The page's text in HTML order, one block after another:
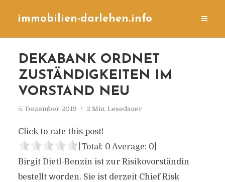
immobilien-darlehen.info
DEKABANK ORDNET
ZUSTÄNDIGKEITEN IM
VORSTAND NEU
5. Dezember 2019 2 Min. Lesedauer
Click to rate this post!
[Total: 0 Average: 0]
Birgit Dietl-Benzin ist zur Risikovorständin
bestellt worden. Sie ist derzeit Chief Risk